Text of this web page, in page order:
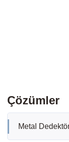
Çözümler
Metal